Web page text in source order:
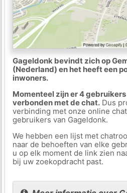
Gageldonk bevindt zich op
(Nederland) en het heeft een
inwoners.
Momenteel zijn er 4
verbonden met de chat.Dus
verbinding met onze online
gebruikers van Gageldonk.
We hebben een lijst met
naar de behoeften van elke
u op elk moment de link zien
bij uw zoekopdracht past.